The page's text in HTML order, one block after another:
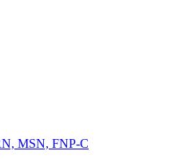
MSN, FNP-C